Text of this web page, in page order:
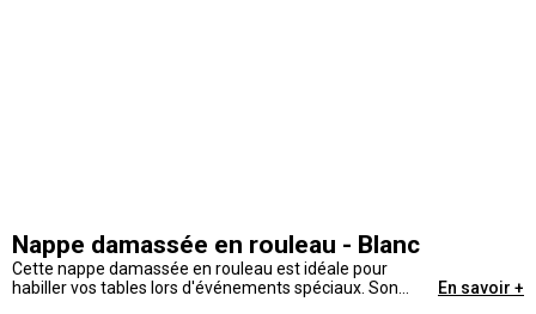
Nappe damassée en rouleau - Blanc
Cette nappe damassée en rouleau est idéale pour
habiller vos tables lors d'événements spéciaux. Son
En savoir +